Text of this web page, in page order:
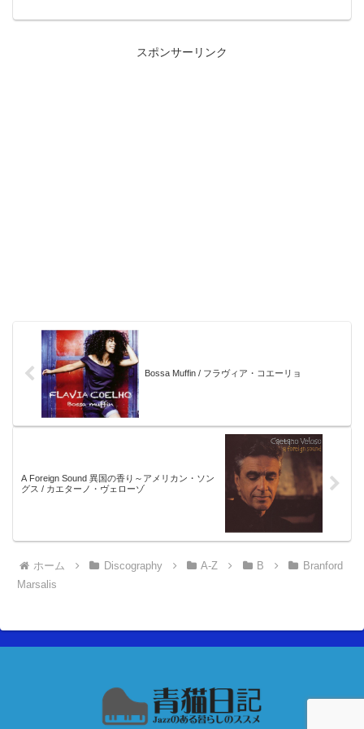
トのCM曲「Steep's Yeek」「Comin...
スポンサーリンク
Bossa Muffin / フラヴィア・コエーリョ
A Foreign Sound 異国の香り～アメリカン・ソン
グス / カエターノ・ヴェローゾ
ホーム Discography A-Z B
Branford
Marsalis